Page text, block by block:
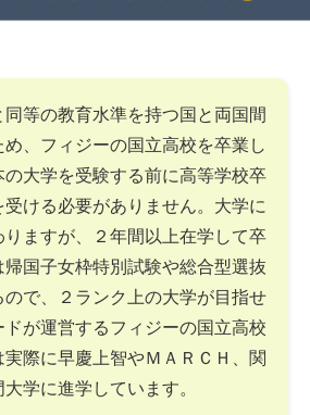
等の教育水準を持つ国と両国間
、フィジーの国立高校を卒業し
の大学を受験する前に高等学校卒
ける必要がありません。大学に
りますが、２年間以上在学して卒
国子女枠特別試験や総合型選抜
ので、２ランク上の大学が目指せ
ドが運営するフィジーの国立高校
際に早慶上智やＭＡＲＣＨ、関
学に進学しています。